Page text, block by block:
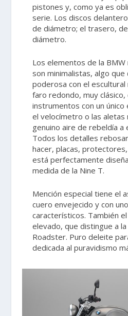
pistones y, como ya es
serie. Los discos
de diámetro; el trasero,
diámetro.
Los elementos de la BMW
son minimalistas, algo
poderosa con el
faro redondo, muy clásico,
instrumentos con un
el velocímetro o las aletas
genuino aire de rebeldía a
Todos los detalles
hacer, placas,
está perfectamente
medida de la Nine T.
Mención especial tiene el
cuero envejecido y con
característicos. También
elevado, que distingue a
Roadster. Puro deleite
dedicada al puravidismo